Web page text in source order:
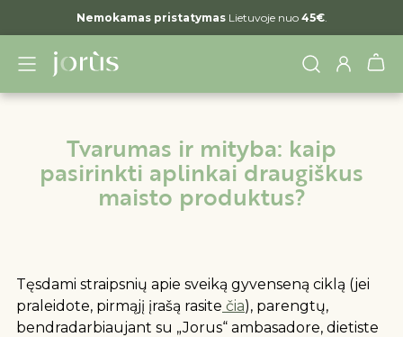
Nemokamas pristatymasLietuvoje nuo 45€.
Tvarumas ir mityba: kaip
pasirinkti aplinkai draugiškus
maisto produktus?
Tęsdami straipsnių apie sveiką gyvenseną ciklą (jei
praleidote, pirmąjį įrašą rasite čia), parengtų,
bendradarbiaujant su „Jorus“ ambasadore, dietiste